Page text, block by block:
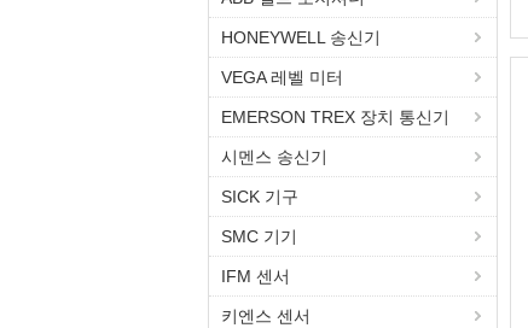
HONEYWELL 송신기
VEGA 레벨 미터
EMERSON TREX 장치 통신기
시멘스 송신기
SICK 기구
SMC 기기
IFM 센서
키엔스 센서